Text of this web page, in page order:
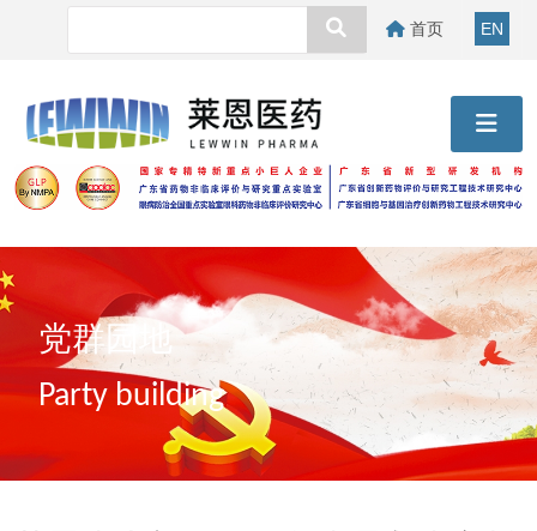
首页 EN
党群园地
Party building